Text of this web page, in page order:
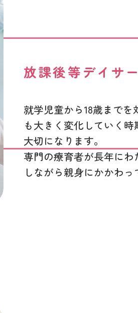
放課後等デイサ
就学児童から18歳まで
も大きく変化していく
大切になります。
専門の療育者が長年に
しながら親身にかかわっ